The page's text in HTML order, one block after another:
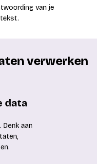
van je
verwerken
data
aan